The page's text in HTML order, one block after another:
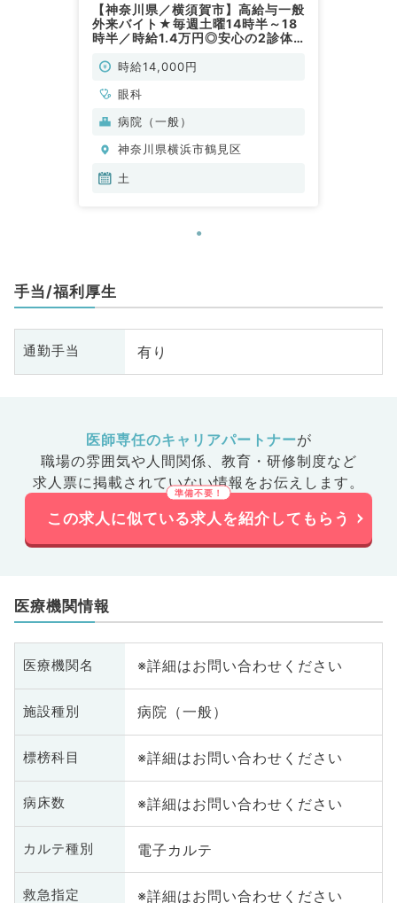
【神奈川県／横須賀市】高給与一般
外来バイト★毎週土曜14時半～18
時半／時給1.4万円◎安心の2診体
（眼科／非常勤）
時給14,000円
眼科
病院（一般）
神奈川県横浜市鶴見区
土
手当/福利厚生
通勤手当 有り
医師専任のキャリアパートナーが
職場の雰囲気や人間関係、 教育・研修制度など
求人票に掲載されていない情報をお伝えします。
この求人に似ている求人を紹介してもらう
医療機関情報
医療機関名 ※詳細はお問い合わせください
施設種別 病院（一般）
標榜科目 ※詳細はお問い合わせください
病床数 ※詳細はお問い合わせください
カルテ種別 電子カルテ
救急指定 ※詳細はお問い合わせください